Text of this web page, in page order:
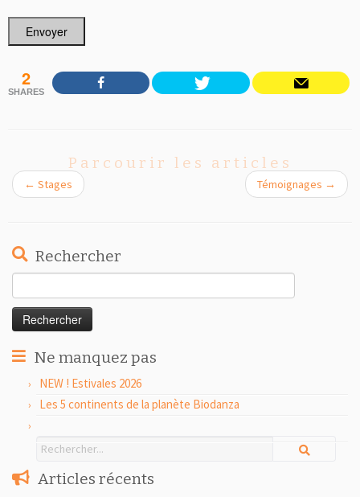
Envoyer
2
SHARES
Parcourir les articles
← Stages Témoignages →
Rechercher
Ne manquez pas
NEW ! Estivales 2026
Les 5 continents de la planète Biodanza
Articles récents